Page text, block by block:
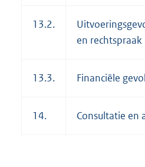
13.2.
en rechtspraak
13.3. Financiële
14. Consultatie en